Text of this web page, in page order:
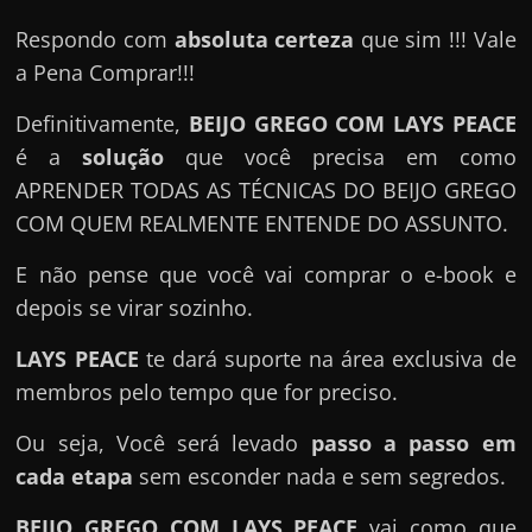
r
n
t
?
M
a
s
c
m
o
?
🤔
Respondo com absoluta certeza que sim !!! Vale
a Pena Comprar!!!
Definitivamente, BEIJO GREGO COM LAYS PEACE
é asolução que você precisa em como
APRENDER TODAS AS TÉCNICAS DO BEIJO GREGO
COM QUEM REALMENTE ENTENDE DO ASSUNTO.
E não pense que você vai comprar o e-book e
depois se virar sozinho.
LAYS PEACE te dará suporte na área exclusiva de
membros pelo tempo que for preciso.
Ou seja, Você será levado passo a passo em
cada etapa sem esconder nada e sem segredos.